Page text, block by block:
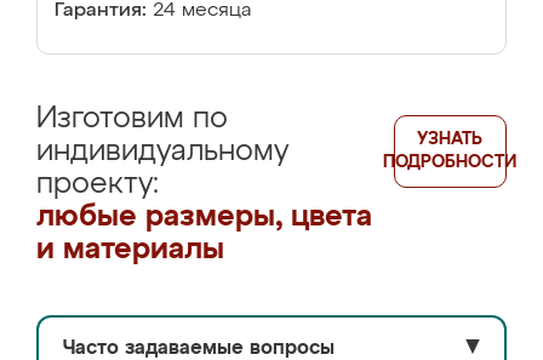
Гарантия: 24 месяца
Изготовим по
индивидуальному
проекту:
любые размеры, цвета
и материалы
УЗНАТЬ
ПОДРОБНОСТИ
Часто задаваемые вопросы ▼